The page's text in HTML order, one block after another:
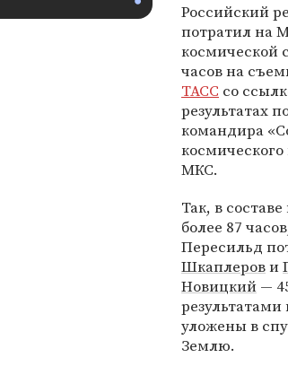
Российский
потратил на
космической
часов на
ТАСС со
результатах
командира
МКС.
Так, в
более 87
Пересильд
Шкаплерови
Новицкий —
уложены в
Землю.